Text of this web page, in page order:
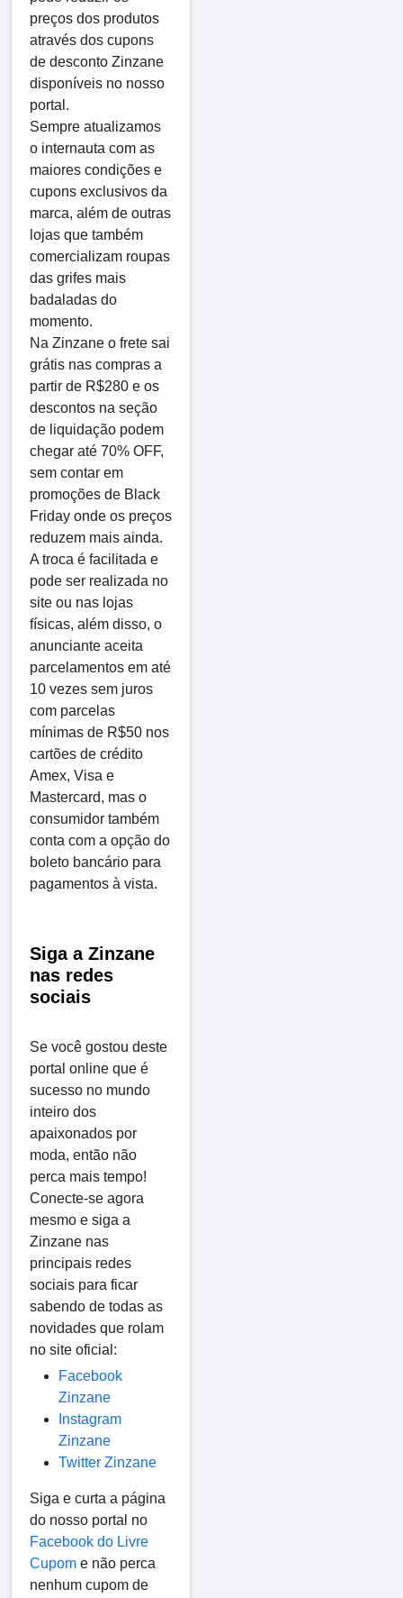
preços dos produtos
através dos cupons
de desconto Zinzane
disponíveis no nosso
portal.
Sempre atualizamos
o internauta com as
maiores condições e
cupons exclusivos da
marca, além de outras
lojas que também
comercializam roupas
das grifes mais
badaladas do
momento.
Na Zinzane o frete sai
grátis nas compras a
partir de R$280 e os
descontos na seção
de liquidação podem
chegar até 70% OFF,
sem contar em
promoções de Black
Friday onde os preços
reduzem mais ainda.
A troca é facilitada e
pode ser realizada no
site ou nas lojas
físicas, além disso, o
anunciante aceita
parcelamentos em até
10 vezes sem juros
com parcelas
mínimas de R$50 nos
cartões de crédito
Amex, Visa e
Mastercard, mas o
consumidor também
conta com a opção do
boleto bancário para
pagamentos à vista.
Siga a Zinzane
nas redes
sociais
Se você gostou deste
portal online que é
sucesso no mundo
inteiro dos
apaixonados por
moda, então não
perca mais tempo!
Conecte-se agora
mesmo e siga a
Zinzane nas
principais redes
sociais para ficar
sabendo de todas as
novidades que rolam
no site oficial:
Facebook
Zinzane
Instagram
Zinzane
Twitter Zinzane
Siga e curta a página
do nosso portal no
Facebook do Livre
Cupom e não perca
nenhum cupom de